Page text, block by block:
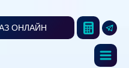
ОНЛАЙН